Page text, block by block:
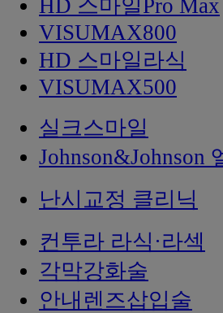
HD 스마일Pro Max
VISUMAX800
HD 스마일라식
VISUMAX500
실크스마일
Johnson&Johnson
난시교정 클리닉
컨투라 라식·라섹
각막강화술
안내렌즈삽입술